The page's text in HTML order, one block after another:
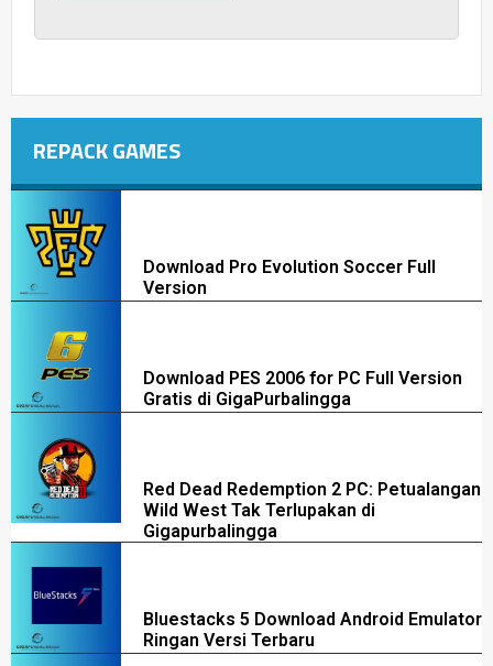
REPACK GAMES
Download Pro Evolution Soccer Full
Version
Download PES 2006 for PC Full Version
Gratis di GigaPurbalingga
Red Dead Redemption 2 PC: Petualangan
Wild West Tak Terlupakan di
Gigapurbalingga
Bluestacks 5 Download Android Emulator
Ringan Versi Terbaru